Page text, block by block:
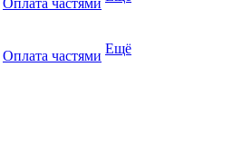
Оплата частями
Оплата частями Ещё